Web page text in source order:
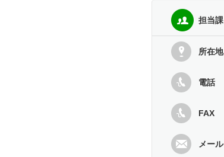
担当課
所在地
電話
FAX
メール